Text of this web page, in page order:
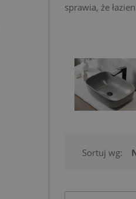
sprawia, że
Sortuj wg: